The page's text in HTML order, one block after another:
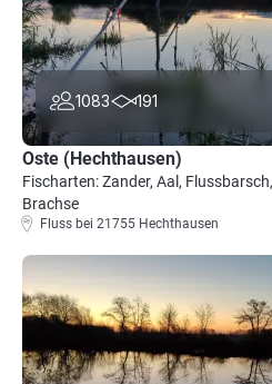
1083 191
Oste (Hechthausen)
Fischarten: Zander, Aal,
Brachse
Fluss bei 21755 Hechthausen